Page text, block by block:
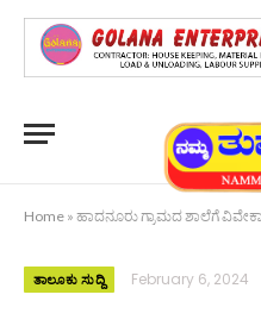
Home » ಹಾದನೂರು ಗ್ರಾಮದ ಶಾಲೆಗೆ ವಿವೇಕಾನಂದ
ತಾಲೂಕು ಸುದ್ದಿ February 6, 2024